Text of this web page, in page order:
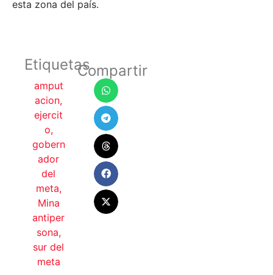
esta zona del país.
Etiquetas
amput
acion,
ejercit
o,
gobern
ador
del
meta,
Mina
antiper
sona,
sur del
meta
Compartir